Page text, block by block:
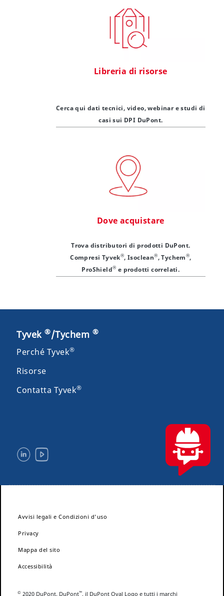
Libreria di risorse
Cerca qui dati tecnici, video, webinar e studi di
casi sui DPI DuPont.
Dove acquistare
Trova distributori di prodotti DuPont.
Compresi Tyvek®, Isoclean®, Tychem®,
ProShield® e prodotti correlati.
Tyvek ®/Tychem ®
Perché Tyvek®
Risorse
Contatta Tyvek®
Avvisi legali e Condizioni d'uso
Privacy
Mappa del sito
Accessibilità
© 2020 DuPont. DuPont™, il DuPont Oval Logo e tutti i marchi